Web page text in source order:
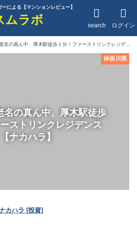
による【マンションレビュー】
ログイン
search
本厚木・海老名の真ん中、厚木駅徒歩１分！ファーストリンクレジデンス【ナカハラ】
名の真ん中、厚木駅徒歩
ストリンクレジデンス
【ナカハラ】
神奈川県
カハラ [投資]